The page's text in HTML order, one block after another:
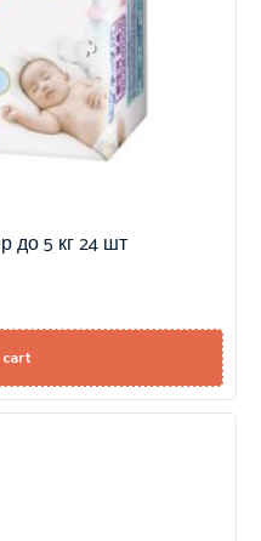
до 5 кг 24 шт